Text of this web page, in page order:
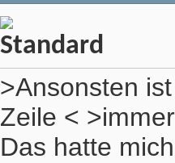
>Ansonsten
Zeile <
Das hatte